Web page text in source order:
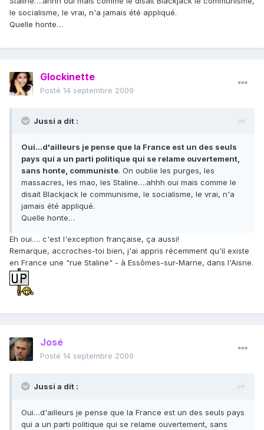
le socialisme, le vrai, n'a jamais été appliqué.
Quelle honte…
Glockinette
Posté 14 septembre 2009
Jussi a dit :
Oui…d'ailleurs je pense que la France est un des seuls
pays qui a un parti politique qui se relame ouvertement,
sans honte, communiste. On oublie les purges, les
massacres, les mao, les Staline….ahhh oui mais comme le
disait Blackjack le communisme, le socialisme, le vrai, n'a
jamais été appliqué.
Quelle honte…
Eh oui…. c'est l'exception française, ça aussi!
Remarque, accroches-toi bien, j'ai appris récemment qu'il existe
en France une "rue Staline" - à Essômes-sur-Marne, dans l'Aisne.
José
Posté 14 septembre 2009
Jussi a dit :
Oui…d'ailleurs je pense que la France est un des seuls pays
qui a un parti politique qui se relame ouvertement, sans